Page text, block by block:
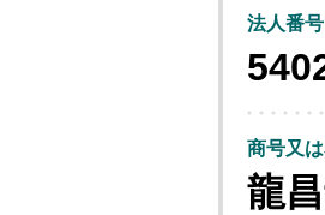
法人番号
商号又
龍